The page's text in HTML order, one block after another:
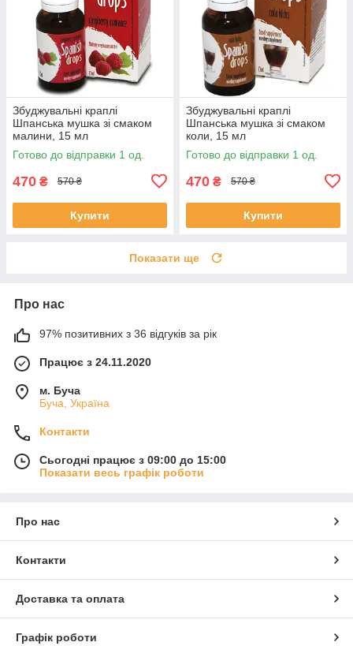
Збуджувальні краплі
Шпанська мушка зі смаком
малини, 15 мл
Готово до відправки 1 од.
470 ₴ 570 ₴
Купити
Збуджувальні краплі
Шпанська мушка зі смаком
коли, 15 мл
Готово до відправки 1 од.
470 ₴ 570 ₴
Купити
Показати ще
Про нас
97% позитивних з 36 відгуків за рік
Працює з 24.11.2020
м. Буча
Буча, Україна
Контакти
Сьогодні працює з 09:00 до 15:00
Показати весь графік роботи
Про нас
Контакти
Доставка та оплата
Графік роботи